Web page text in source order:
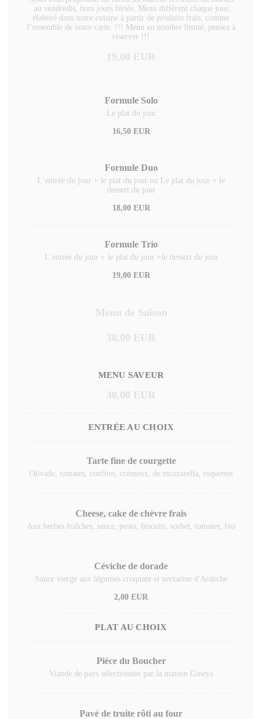
au vendredis, hors jours fériés. Menu différent chaque jour
élaboré dans notre cuisine à partir de produits frais, comme
l’ensemble de notre carte. !!! Menu en nombre limité, pensez à
réserver !!!
19,00 EUR
Formule Solo
Le plat du jour
16,50 EUR
Formule Duo
L’entrée du jour + le plat du jour ou Le plat du jour + le
dessert du jour
18,00 EUR
Formule Trio
L’entrée du jour + le plat du jour +le dessert du jour
19,00 EUR
Menu de Saison
38,00 EUR
MENU SAVEUR
38,00 EUR
ENTRÉE AU CHOIX
Tarte fine de courgette
Olivade, tomates, confites, crémeux, de mozzarella, roquettes
Cheese, cake de chèvre frais
Aux herbes fraîches, sauce, pesto, biscuits, sorbet, tomates, bio
Céviche de dorade
Sauce vierge aux légumes croquant et nectarine d'Ardèche
2,00 EUR
PLAT AU CHOIX
Pièce du Boucher
Viande de pays sélectionnée par la maison Gineys
Pavé de truite rôti au four